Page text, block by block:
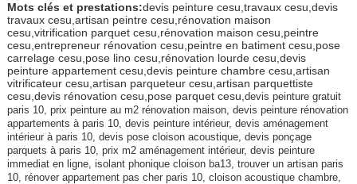
Mots clés et prestations:devis peinture cesu,travaux cesu,devis
travaux cesu,artisan peintre cesu,rénovation maison
cesu,vitrification parquet cesu,rénovation maison cesu,peintre
cesu,entrepreneur rénovation cesu,peintre en batiment cesu,pose
carrelage cesu,pose lino cesu,rénovation lourde cesu,devis
peinture appartement cesu,devis peinture chambre cesu,artisan
vitrificateur cesu,artisan parqueteur cesu,artisan parquettiste
cesu,devis rénovation cesu,pose parquet cesu, devis peinture gratuit
paris 10, prix peinture au m2 rénovation maison, devis peinture rénovation
appartements à paris 10, devis peinture intérieur, devis aménagement
intérieur à paris 10, devis pose cloison acoustique, devis ponçage
parquets à paris 10, prix m2 aménagement intérieur, devis peinture
immediat en ligne, isolant phonique cloison ba13, trouver un artisan paris
10, rénover appartement pas cher paris 10, cloison acoustique chambre,